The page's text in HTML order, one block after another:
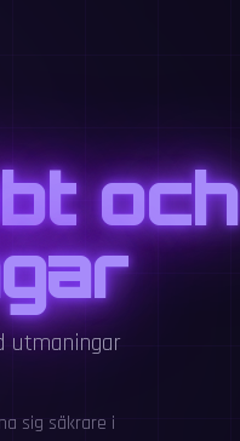
och
utmaningar
sig säkrare i